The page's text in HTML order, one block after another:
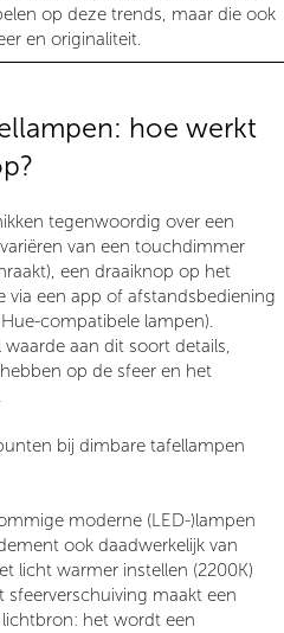
op deze trends, maar die ook
en originaliteit.
hoe werkt
tegenwoordig over een
van een touchdimmer
een draaiknop op het
via een app of afstandsbediening
compatibele lampen).
aan dit soort details,
op de sfeer en het
bij dimbare tafellampen
moderne (LED-)lampen
ook daadwerkelijk van
licht warmer instellen (2200K)
sfeerverschuiving maakt een
het wordt een